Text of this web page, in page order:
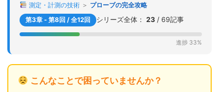
測定・計測の技術＞ プローブの完全攻略
第3章 - 第8回 / 全12回
シリーズ全体： 23 / 69記事
進捗 33%
こんなことで困っていませんか？